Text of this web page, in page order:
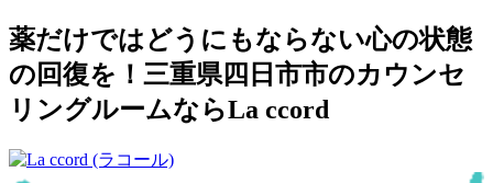
薬だけではどうにもならない心の状態
の回復を！三重県四日市市のカウンセ
リングルームならLa ccord